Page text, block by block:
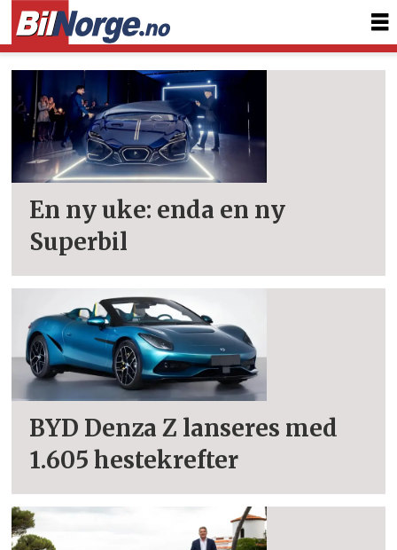
Tag:
superbil
En ny uke: enda en ny
Superbil
BYD Denza Z lanseres med
1.605 hestekrefter